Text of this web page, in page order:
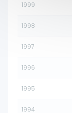
1999
1998
1997
1996
1995
1994